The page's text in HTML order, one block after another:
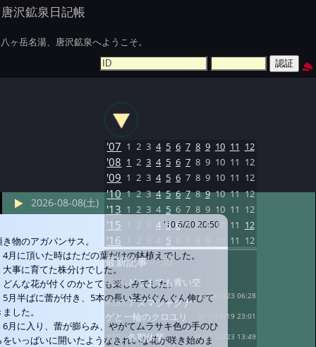
唐沢鉱泉日記帳
八ヶ岳名湯、唐沢鉱泉へようこそ。
2026-08-08(土)
'10 6/20 20:50
き物のアガパンサス。
に頂いた時はただの葉だけの鉢植えでした。
事に育てた株分けでした。
んな花が付くのかとても楽しみでした。
半ばに蕾が付き、5本の長い茎がぐんぐん伸びて
した。
に入り、蕾が膨らみ、やがてムラサキ色の手のひ
をいっぱいに開いたようなきれいな花が咲き始めま
'07 1 2 3 4 5 6 7 8 9 10 11 12
'08 1 2 3 4 5 6 7 8 9 10 11 12
'09 1 2 3 4 5 6 7 8 9 10 11 12
'10 1 2 3 4 5 6 7 8 9 10 11 12
'13 1 2 3 4 5 6 7 8 9 10 11 12
'15 1 2 3 4 5 6 7 8 9 10 11 12
'16 1 2 3 4 5 6 7 11 12
最新記事1-50
#284:どこまでも青い空
@ '16 5/23 06:28
#283:アズマシャクナ
ゲと一輪のクロユリ
@ '16 5/19 23:01
#282:冬期休業 @ '15 12/23 13:49